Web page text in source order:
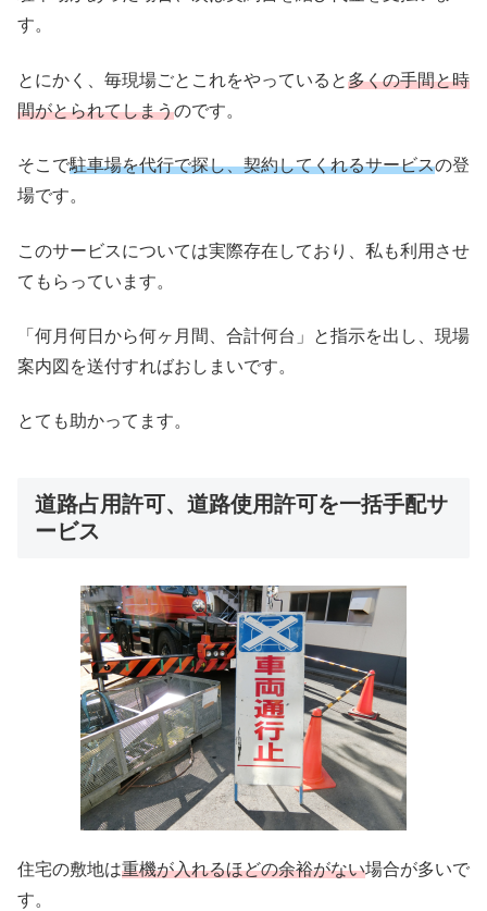
す。
とにかく、毎現場ごとこれをやっていると多くの手間と時
間がとられてしまうのです。
そこで駐車場を代行で探し、契約してくれるサービスの登
場です。
このサービスについては実際存在しており、私も利用させ
てもらっています。
「何月何日から何ヶ月間、合計何台」と指示を出し、現場
案内図を送付すればおしまいです。
とても助かってます。
道路占用許可、道路使用許可を一括手配サ
ービス
住宅の敷地は重機が入れるほどの余裕がない場合が多いで
す。